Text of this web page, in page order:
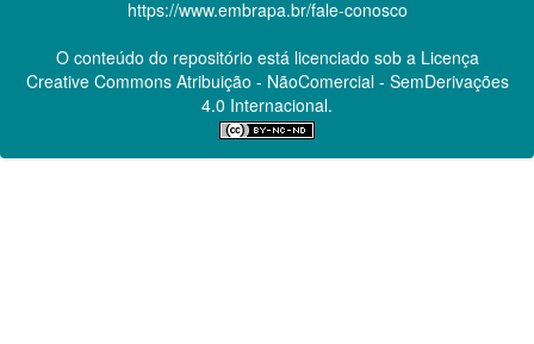
https://www.embrapa.br/fale-conosco
O conteúdo do repositório está licenciado sob a Licença
Creative CommonsAtribuição - NãoComercial - SemDerivações
4.0 Internacional.